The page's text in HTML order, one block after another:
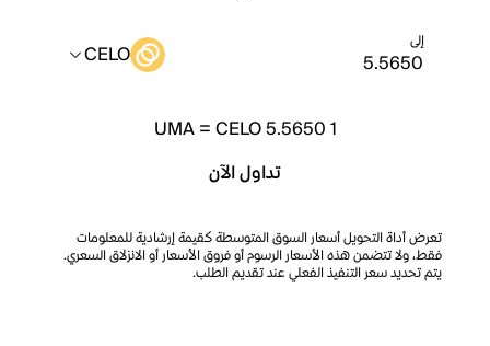
إلى CELO
1
UMA=CELO 5.5650
تداول الآن
تعرض أداة التحويل أسعار السوق المتوسطة كقيمة إرشادية للمعلومات
فقط، ولا تتضمن هذه الأسعار الرسوم أو فروق الأسعار أو الانزلاق السعري.
يتم تحديد سعر التنفيذ الفعلي عند تقديم الطلب.